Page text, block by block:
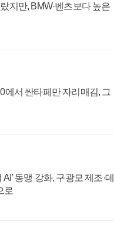
지만, BMW·벤츠보다 높은
에서 싼타페만 자리매김, 그
동맹 강화, 구광모 제조·데
로